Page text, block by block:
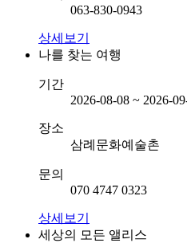
063-830-0943
상세보기
나를 찾는 여행
기간
2026-08-08 ~ 2026-
장소
삼례문화예술촌
문의
070 4747 0323
상세보기
세상의 모든 앨리스